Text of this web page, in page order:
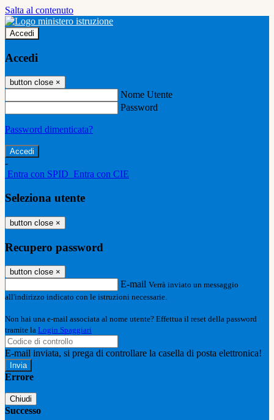
Salta al contenuto
Accedi
Accedi
button close ×
Nome Utente
Password
Password dimenticata?
-
Entra con SPID Entra con CIE
Seleziona utente
button close ×
Recupero password
button close ×
E-mail Verrà inviato un messaggio
all'indirizzo indicato con le istruzioni necessarie.
Non hai una e-mail associata al nome utente? Effettua il reset della password
tramite la Login Spaggiari
E-mail inviata, si prega di controllare la casella di posta elettronica!
Errore
Chiudi
Successo